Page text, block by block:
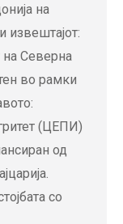
на
извештајот:
на Северна
во рамки
(ЦЕПИ)
од
со